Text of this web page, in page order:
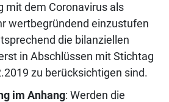
mit dem Coronavirus als
wertbegründend einzustufen
die bilanziellen
in Abschlüssen mit Stichtag
zu berücksichtigen sind.
im Anhang: Werden die